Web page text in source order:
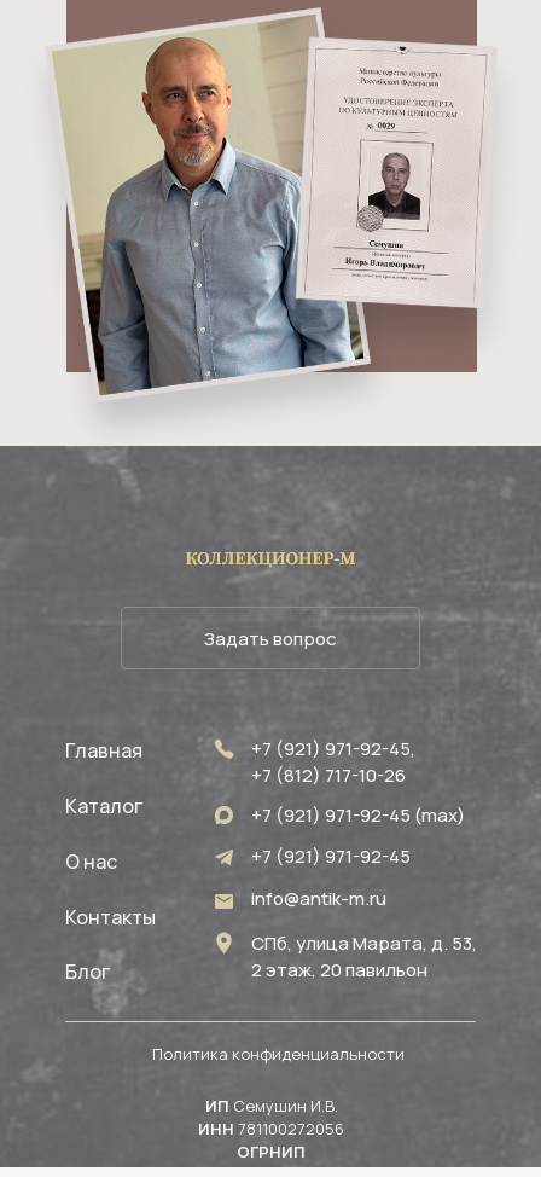
ИП Семушин И.В.
ИНН 781100272056
ОГРНИП
Политика конфиденциальности
info@antik-m.ru
СПб, улица Марата, д. 53,
2 этаж, 20 павильон
+7 (921) 971-92-45
+7 (921) 971-92-45 (max)
+7 (921) 971-92-45,
+7 (812) 717-10-26
Задать вопрос
Блог
Контакты
О нас
Каталог
Главная